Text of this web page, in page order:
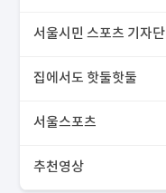
서울시민 스포츠 기자단
집에서도 핫둘핫둘
서울스포츠
추천영상